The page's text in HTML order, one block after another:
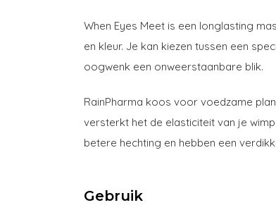
When Eyes Meet is een longlasting
en kleur. Je kan kiezen tussen een
oogwenk een onweerstaanbare blik.
RainPharma koos voor voedzame
versterkt het de elasticiteit van je
betere hechting en hebben een
Gebruik